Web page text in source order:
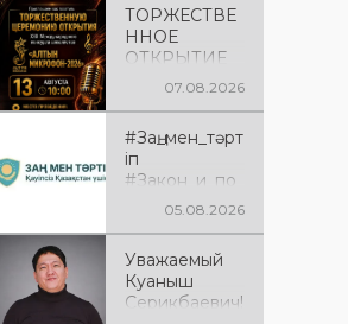
ТОРЖЕСТВЕ
ННОЕ
ОТКРЫТИЕ
«АЛТЫН
Приглашаем
вас на
торжественн
церемонию
открытия XXII
Международ
ного
07.08.2026
#Заң_мен_тәрт
іп
#Закон_и_по
рядок05.08.2026
Уважаемый
Куаныш
Серикбаевич!